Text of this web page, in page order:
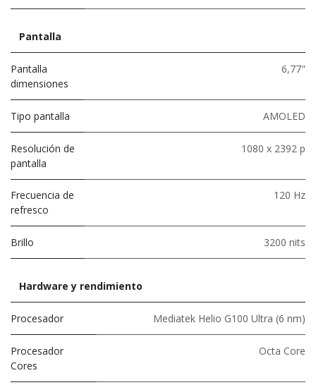
Pantalla
Pantalla
dimensiones
6,77"
Tipo pantalla AMOLED
Resolución de
pantalla
1080 x 2392 p
Frecuencia de
refresco
120 Hz
Brillo 3200 nits
Hardware y rendimiento
Procesador Mediatek Helio G100 Ultra (6 nm)
Procesador
Cores
Octa Core